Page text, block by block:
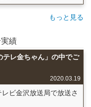
もっと見る
績
テレ金ちゃん」の中でご
2020.03.19
ビ金沢放送局で放送さ